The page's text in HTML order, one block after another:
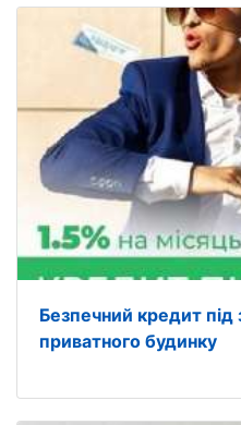
Безпечний кредит під
приватного будинку